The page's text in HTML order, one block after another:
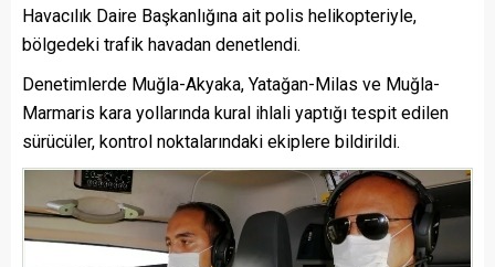
Havacılık Daire Başkanlığına ait polis helikopteriyle,
bölgedeki trafik havadan denetlendi.
Denetimlerde Muğla-Akyaka, Yatağan-Milas ve Muğla-
Marmaris kara yollarında kural ihlali yaptığı tespit edilen
sürücüler, kontrol noktalarındaki ekiplere bildirildi.